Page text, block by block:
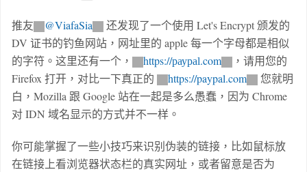
推友 @ViafaSia
还发现了一个使用 Let's Encrypt 颁发的
DV 证书的钓鱼网站，网址里的 apple 每一个字母都是相似
的字符。这里还有一个，
https://раураӏ.com
，请用您的
Firefox 打开，对比一下真正的
https://paypal.com
您就明
白，Mozilla 跟 Google 站在一起是多么愚蠢，因为 Chrome
对 IDN 域名显示的方式并不一样。
你可能掌握了一些小技巧来识别伪装的链接，比如鼠标放
在链接上看浏览器状态栏的真实网址，或者留意是否为